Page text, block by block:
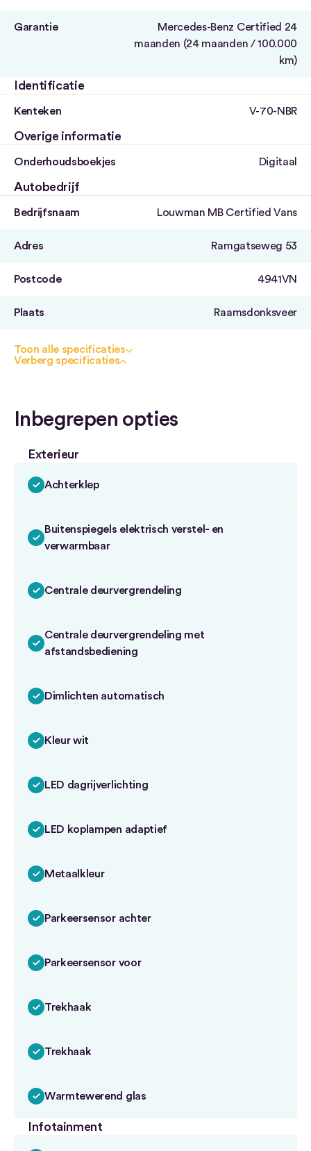
Garantie
Mercedes-Benz Certified 24
maanden (24 maanden / 100.000
km)
Identificatie
Kenteken V-70-NBR
Overige informatie
Onderhoudsboekjes Digitaal
Autobedrijf
Bedrijfsnaam Louwman MB Certified Vans
Adres Ramgatseweg 53
Postcode 4941VN
Plaats Raamsdonksveer
Toon alle specificaties
Verberg specificaties
Inbegrepen opties
Exterieur
Achterklep
Buitenspiegels elektrisch verstel- en
verwarmbaar
Centrale deurvergrendeling
Centrale deurvergrendeling met
afstandsbediening
Dimlichten automatisch
Kleur wit
LED dagrijverlichting
LED koplampen adaptief
Metaalkleur
Parkeersensor achter
Parkeersensor voor
Trekhaak
Trekhaak
Warmtewerend glas
Infotainment